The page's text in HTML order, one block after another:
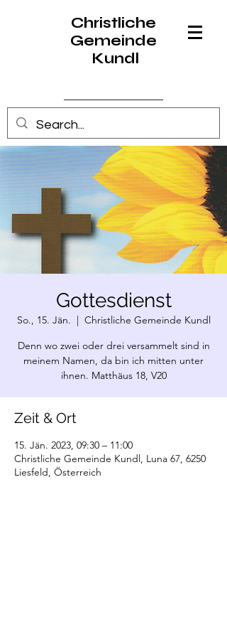
Christliche
Gemeinde
Kundl
Anmelden
Gottesdienst
So., 15. Jän.
  |
Christliche Gemeinde Kundl
Denn wo zwei oder drei versammelt sind in
meinem Namen, da bin ich mitten unter
ihnen. Matthäus 18, V20
Zeit & Ort
15. Jän. 2023, 09:30 – 11:00
Christliche Gemeinde Kundl, Luna 67, 6250
Liesfeld, Österreich